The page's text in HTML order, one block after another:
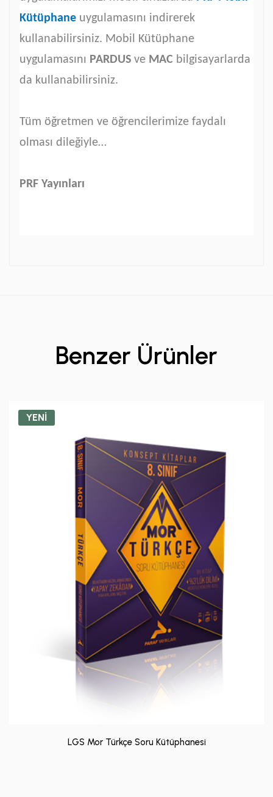
Kütüphane uygulamasını indirerek
kullanabilirsiniz. Mobil Kütüphane
uygulamasını PARDUS ve MAC bilgisayarlarda
da kullanabilirsiniz.
Tüm öğretmen ve öğrencilerimize faydalı
olması dileğiyle…
PRF Yayınları
Benzer Ürünler
YENİ
LGS Mor Türkçe Soru Kütüphanesi